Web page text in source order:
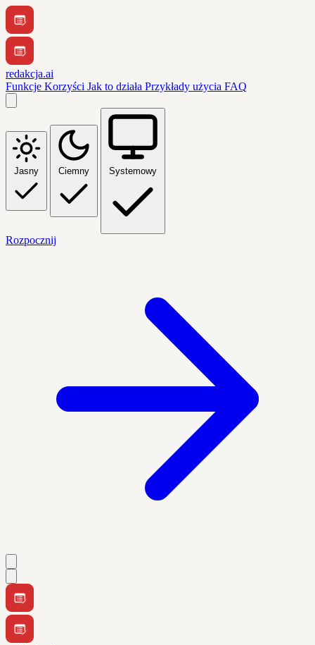
redakcja.ai
Funkcje Korzyści Jak to działa Przykłady użycia FAQ
Jasny Ciemny Systemowy
Rozpocznij